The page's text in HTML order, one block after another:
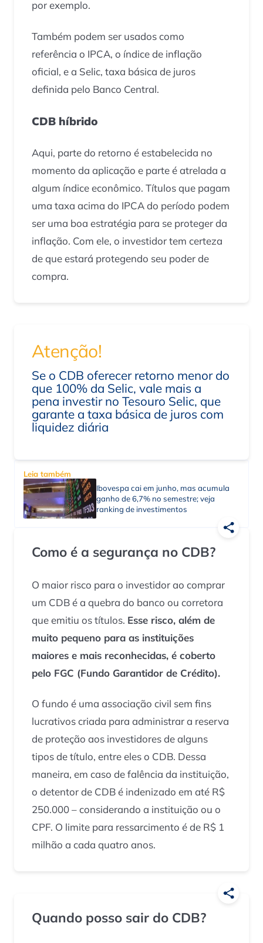
por exemplo.
Também podem ser usados como
referência o IPCA, o índice de inflação
oficial, e a Selic, taxa básica de juros
definida pelo Banco Central.
CDB híbrido
Aqui, parte do retorno é estabelecida no
momento da aplicação e parte é atrelada a
algum índice econômico. Títulos que pagam
uma taxa acima do IPCA do período podem
ser uma boa estratégia para se proteger da
inflação. Com ele, o investidor tem certeza
de que estará protegendo seu poder de
compra.
Atenção!
Se o CDB oferecer retorno menor do
que 100% da Selic, vale mais a
pena investir no Tesouro Selic, que
garante a taxa básica de juros com
liquidez diária
Leia também
Ibovespa cai em junho, mas acumula
ganho de 6,7% no semestre; veja
ranking de investimentos
Como é a segurança no CDB?
O maior risco para o investidor ao comprar
um CDB é a quebra do banco ou corretora
que emitiu os títulos. Esse risco, além de
muito pequeno para as instituições
maiores e mais reconhecidas, é coberto
pelo FGC (Fundo Garantidor de Crédito).
O fundo é uma associação civil sem fins
lucrativos criada para administrar a reserva
de proteção aos investidores de alguns
tipos de título, entre eles o CDB. Dessa
maneira, em caso de falência da instituição,
o detentor de CDB é indenizado em até R$
250.000 – considerando a instituição ou o
CPF. O limite para ressarcimento é de R$ 1
milhão a cada quatro anos.
Quando posso sair do CDB?